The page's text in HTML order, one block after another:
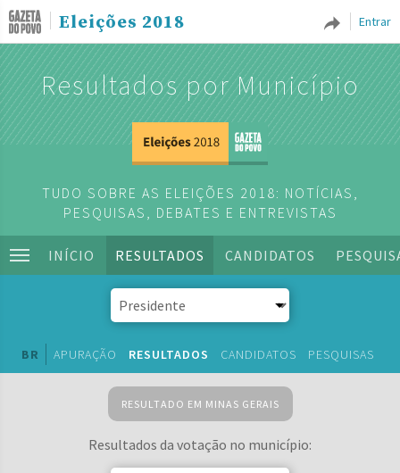
Entrar
Eleições 2018
Resultados por Município
TUDO SOBRE AS ELEIÇÕES 2018: NOTÍCIAS,
PESQUISAS, DEBATES E ENTREVISTAS
INÍCIO RESULTADOS CANDIDATOS
BR APURAÇÃO RESULTADOS CANDIDATOS PESQUISAS
RESULTADO EM MINAS GERAIS
Resultados da votação no município: